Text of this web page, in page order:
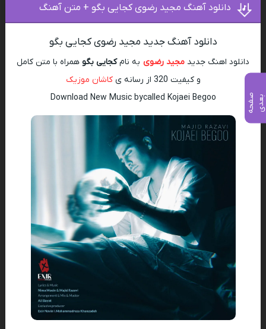
دانلود آهنگ مجید رضوی کجایی بگو + متن آهنگ
دانلود آهنگ جدید مجید رضوی کجایی بگو
دانلود اهنگ جدید مجید رضوی به نامکجایی بگو همراه با متن کامل
و کیفیت 320 از رسانه ی
کاشان موزیک
Download New Music bycalled Kojaei Begoo
ص
ف
ح
ه ب ع
د ی